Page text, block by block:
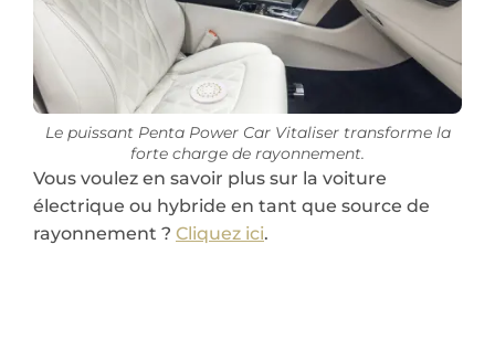
Le puissant Penta Power Car Vitaliser transforme la
forte charge de rayonnement.
Vous voulez en savoir plus sur la voiture
électrique ou hybride en tant que source de
rayonnement ? Cliquez ici.